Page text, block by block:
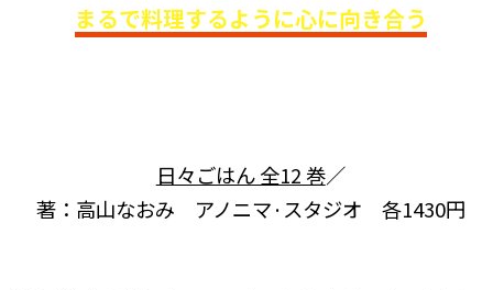
まるで料理するように心に向き合う
日々ごはん 全12 巻／
著：高山なおみ アノニマ·スタジオ 各1430円